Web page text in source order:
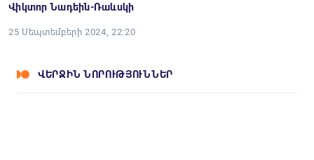
Վիկտոր Նադեին-Ռաևսկի
25 Սեպտեմբերի 2024, 22:20
ՎԵՐՋԻՆ ՆՈՐՈՒԹՅՈՒՆՆԵՐ